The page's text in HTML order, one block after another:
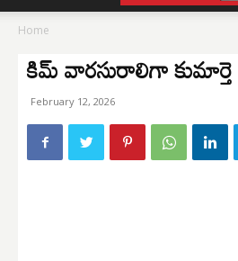
Home
కిమ్ వారసురాలిగా కుమార్తె
February 12, 2026